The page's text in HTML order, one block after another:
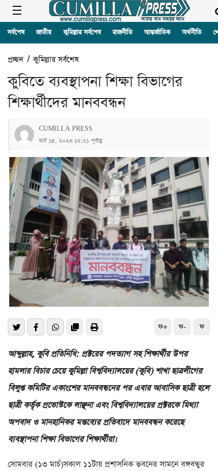
সর্বশেষ জাতীয় কুমিল্লার সর্বশেষ রাজনীতি আন্তর্জাতিক অর্থনীতি
প্রচ্ছদ/কুমিল্লার সর্বশেষ
কুবিতে ব্যবস্থাপনা শিক্ষা বিভাগের
শিক্ষার্থীদের মানববন্ধন
CUMILLA PRESS
মার্চ ১৪, ২০২৩ ১২:২১ পূর্বাহ্ণ
ফ+ ফ- ফ
আব্দুল্লাহ, কুবি প্রতিনিধি: প্রক্টরের পদত্যাগ সহ শিক্ষার্থীর উপর
হামলার বিচার চেয়ে কুমিল্লা বিশ্ববিদ্যালয়ের (কুবি) শাখা ছাত্রলীগের
বিলুপ্ত কমিটির একাংশের মানববন্ধনের পর এবার আবাসিক ছাত্রী হলে
ছাত্রী কর্তৃক প্রভোস্টকে লাঞ্ছনা এবং বিশ্ববিদ্যালয়ের প্রক্টরকে মিথ্যা
অপবাদ ও মানহানিকর মন্তব্যের প্রতিবাদে মানববন্ধন করেছে
ব্যবস্থাপনা শিক্ষা বিভাগের শিক্ষার্থীরা।
সোমবার (১৩ মার্চ)সকাল ১১টায় প্রশাসনিক ভবনের সামনে বঙ্গবন্ধুর